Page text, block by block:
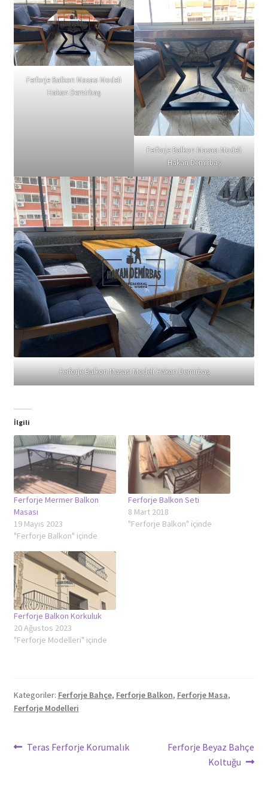
Ferforje Balkon Masası Modeli
Hakan Demirbaş
Ferforje Balkon Masası Modeli
Hakan Demirbaş
Ferforje Balkon Masası Modeli Hakan Demirbaş
İlgili
Ferforje Mermer Balkon
Masası
19 Mayıs 2023
"Ferforje Balkon" içinde
Ferforje Balkon Seti
8 Mart 2018
"Ferforje Balkon" içinde
Ferforje Balkon Korkuluk
20 Ağustos 2023
"Ferforje Modelleri" içinde
Kategoriler: Ferforje Bahçe, Ferforje Balkon, Ferforje Masa,
Ferforje Modelleri
YazıÖnceki
Teras Ferforje Korumalık
Sonraki
Ferforje Beyaz Bahçe
Koltuğu